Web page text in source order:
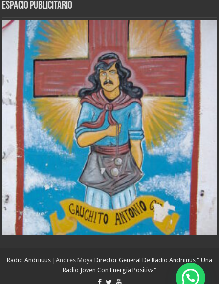
ESPACIO PUBLICITARIO
Radio Andriiuus |Andres Moya Director General De Radio Andriiuus " Una
Radio Joven Con Energia Positiva"